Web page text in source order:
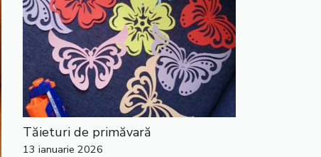
Tăieturi de primăvară
13 ianuarie 2026